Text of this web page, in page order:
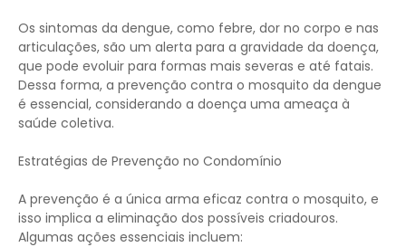
Os sintomas da dengue, como febre, dor no corpo e nas
articulações, são um alerta para a gravidade da doença,
que pode evoluir para formas mais severas e até fatais.
Dessa forma, a prevenção contra o mosquito da dengue
é essencial, considerando a doença uma ameaça à
saúde coletiva.
Estratégias de Prevenção no Condomínio
A prevenção é a única arma eficaz contra o mosquito, e
isso implica a eliminação dos possíveis criadouros.
Algumas ações essenciais incluem: